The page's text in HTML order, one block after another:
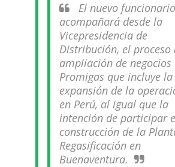
El nuevo funcionario
acompañará desde la
Vicepresidencia de
Distribución, el proceso
ampliación de negocios
Promigas que incluye la
expansión de la
en Perú, al igual que la
intención de participar
construcción de la
Regasificación en
Buenaventura.